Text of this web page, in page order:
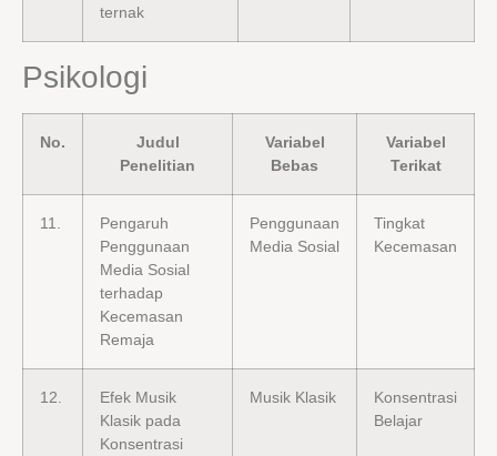
ternak
Psikologi
No.
Judul
Penelitian
Variabel
Bebas
Variabel
Terikat
11.
Pengaruh
Penggunaan
Media Sosial
terhadap
Kecemasan
Remaja
Penggunaan
Media Sosial
Tingkat
Kecemasan
12.
Efek Musik
Klasik pada
Konsentrasi
Musik Klasik
Konsentrasi
Belajar